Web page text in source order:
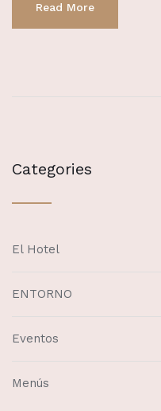
Read More
Categories
El Hotel
ENTORNO
Eventos
Menús